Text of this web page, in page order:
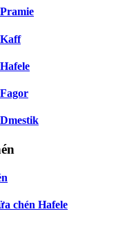
chén Hafele